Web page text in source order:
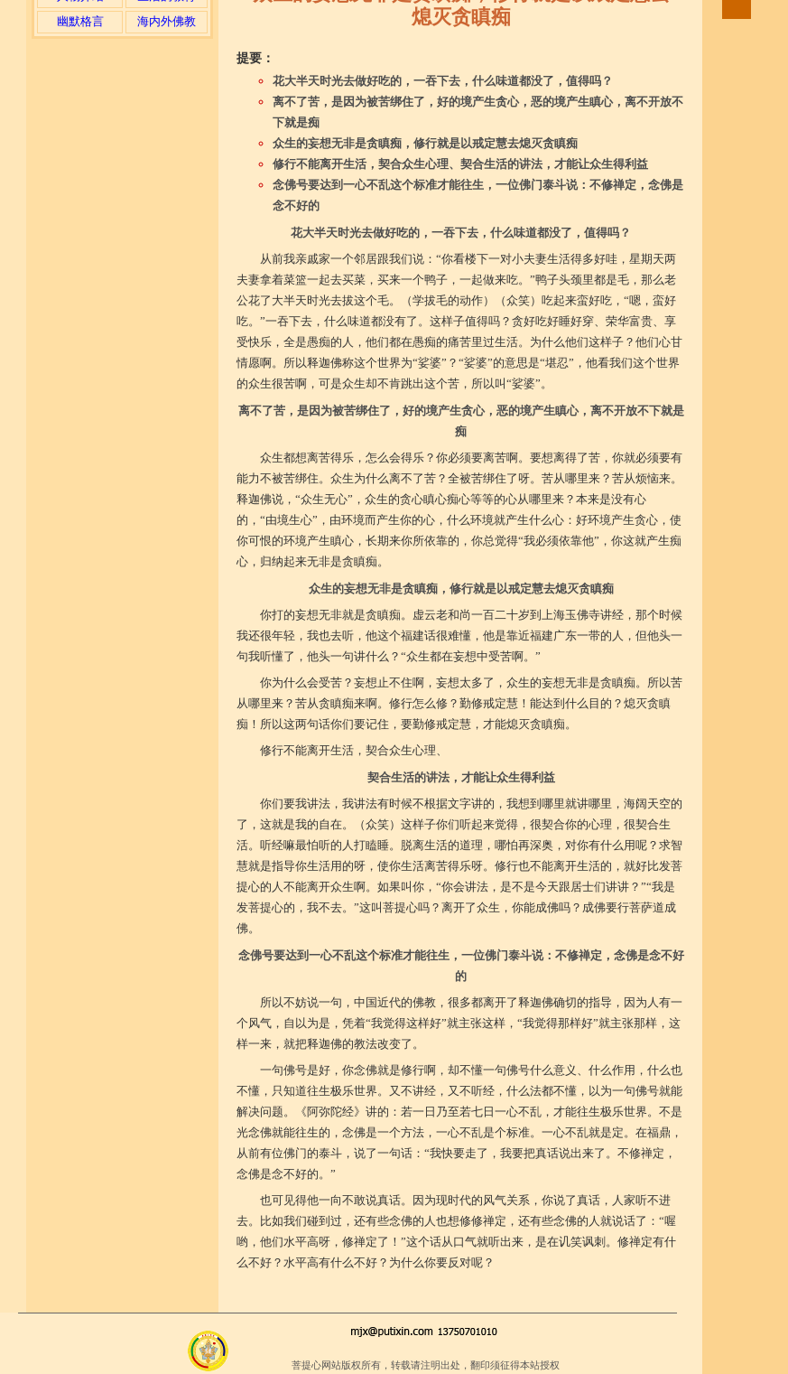
幽默格言
海内外佛教
熄灭贪瞋痴
提要：
花大半天时光去做好吃的，一吞下去，什么味道都没了，值得吗？
离不了苦，是因为被苦绑住了，好的境产生贪心，恶的境产生瞋心，离不开放不
下就是痴
众生的妄想无非是贪瞋痴，修行就是以戒定慧去熄灭贪瞋痴
修行不能离开生活，契合众生心理、契合生活的讲法，才能让众生得利益
念佛号要达到一心不乱这个标准才能往生，一位佛门泰斗说：不修禅定，念佛是
念不好的
花大半天时光去做好吃的，一吞下去，什么味道都没了，值得吗？
从前我亲戚家一个邻居跟我们说：“你看楼下一对小夫妻生活得多好哇，星期天两
夫妻拿着菜篮一起去买菜，买来一个鸭子，一起做来吃。”鸭子头颈里都是毛，那么老
公花了大半天时光去拔这个毛。（学拔毛的动作）（众笑）吃起来蛮好吃，“嗯，蛮好
吃。”一吞下去，什么味道都没有了。这样子值得吗？贪好吃好睡好穿、荣华富贵、享
受快乐，全是愚痴的人，他们都在愚痴的痛苦里过生活。为什么他们这样子？他们心甘
情愿啊。所以释迦佛称这个世界为“娑婆”？“娑婆”的意思是“堪忍”，他看我们这个世界
的众生很苦啊，可是众生却不肯跳出这个苦，所以叫“娑婆”。
离不了苦，是因为被苦绑住了，好的境产生贪心，恶的境产生瞋心，离不开放不下就是
痴
众生都想离苦得乐，怎么会得乐？你必须要离苦啊。要想离得了苦，你就必须要有
能力不被苦绑住。众生为什么离不了苦？全被苦绑住了呀。苦从哪里来？苦从烦恼来。
释迦佛说，“众生无心”，众生的贪心瞋心痴心等等的心从哪里来？本来是没有心
的，“由境生心”，由环境而产生你的心，什么环境就产生什么心：好环境产生贪心，使
你可恨的环境产生瞋心，长期来你所依靠的，你总觉得“我必须依靠他”，你这就产生痴
心，归纳起来无非是贪瞋痴。
众生的妄想无非是贪瞋痴，修行就是以戒定慧去熄灭贪瞋痴
你打的妄想无非就是贪瞋痴。虚云老和尚一百二十岁到上海玉佛寺讲经，那个时候
我还很年轻，我也去听，他这个福建话很难懂，他是靠近福建广东一带的人，但他头一
句我听懂了，他头一句讲什么？“众生都在妄想中受苦啊。”
你为什么会受苦？妄想止不住啊，妄想太多了，众生的妄想无非是贪瞋痴。所以苦
从哪里来？苦从贪瞋痴来啊。修行怎么修？勤修戒定慧！能达到什么目的？熄灭贪瞋
痴！所以这两句话你们要记住，要勤修戒定慧，才能熄灭贪瞋痴。
修行不能离开生活，契合众生心理、
契合生活的讲法，才能让众生得利益
你们要我讲法，我讲法有时候不根据文字讲的，我想到哪里就讲哪里，海阔天空的
了，这就是我的自在。（众笑）这样子你们听起来觉得，很契合你的心理，很契合生
活。听经嘛最怕听的人打瞌睡。脱离生活的道理，哪怕再深奥，对你有什么用呢？求智
慧就是指导你生活用的呀，使你生活离苦得乐呀。修行也不能离开生活的，就好比发菩
提心的人不能离开众生啊。如果叫你，“你会讲法，是不是今天跟居士们讲讲？”“我是
发菩提心的，我不去。”这叫菩提心吗？离开了众生，你能成佛吗？成佛要行菩萨道成
佛。
念佛号要达到一心不乱这个标准才能往生，一位佛门泰斗说：不修禅定，念佛是念不好
的
所以不妨说一句，中国近代的佛教，很多都离开了释迦佛确切的指导，因为人有一
个风气，自以为是，凭着“我觉得这样好”就主张这样，“我觉得那样好”就主张那样，这
样一来，就把释迦佛的教法改变了。
一句佛号是好，你念佛就是修行啊，却不懂一句佛号什么意义、什么作用，什么也
不懂，只知道往生极乐世界。又不讲经，又不听经，什么法都不懂，以为一句佛号就能
解决问题。《阿弥陀经》讲的：若一日乃至若七日一心不乱，才能往生极乐世界。不是
光念佛就能往生的，念佛是一个方法，一心不乱是个标准。一心不乱就是定。在福鼎，
从前有位佛门的泰斗，说了一句话：“我快要走了，我要把真话说出来了。不修禅定，
念佛是念不好的。”
也可见得他一向不敢说真话。因为现时代的风气关系，你说了真话，人家听不进
去。比如我们碰到过，还有些念佛的人也想修修禅定，还有些念佛的人就说话了：“喔
哟，他们水平高呀，修禅定了！”这个话从口气就听出来，是在讥笑讽刺。修禅定有什
么不好？水平高有什么不好？为什么你要反对呢？
菩提心网站版权所有，转载请注明出处，翻印须征得本站授权